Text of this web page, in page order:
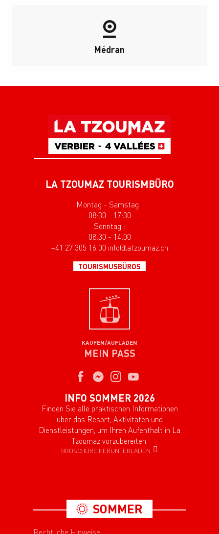
Médran
LA TZOUMAZ TOURISMBÜRO
Montag - Samstag :
08:30 - 17:30
Sonntag :
08:30 - 14:00
+41 27 305 16 00 info@latzoumaz.ch
TOURISMUSBÜROS
KAUFEN/AUFLADEN
MEIN PASS
INFO SOMMER 2026
Finden Sie alle praktischen Informationen
über das Resort, Aktivitäten und
Dienstleistungen, um Ihren Aufenthalt in La
Tzoumaz vorzubereiten.
BROSCHÜRE HERUNTERLADEN
SOMMER